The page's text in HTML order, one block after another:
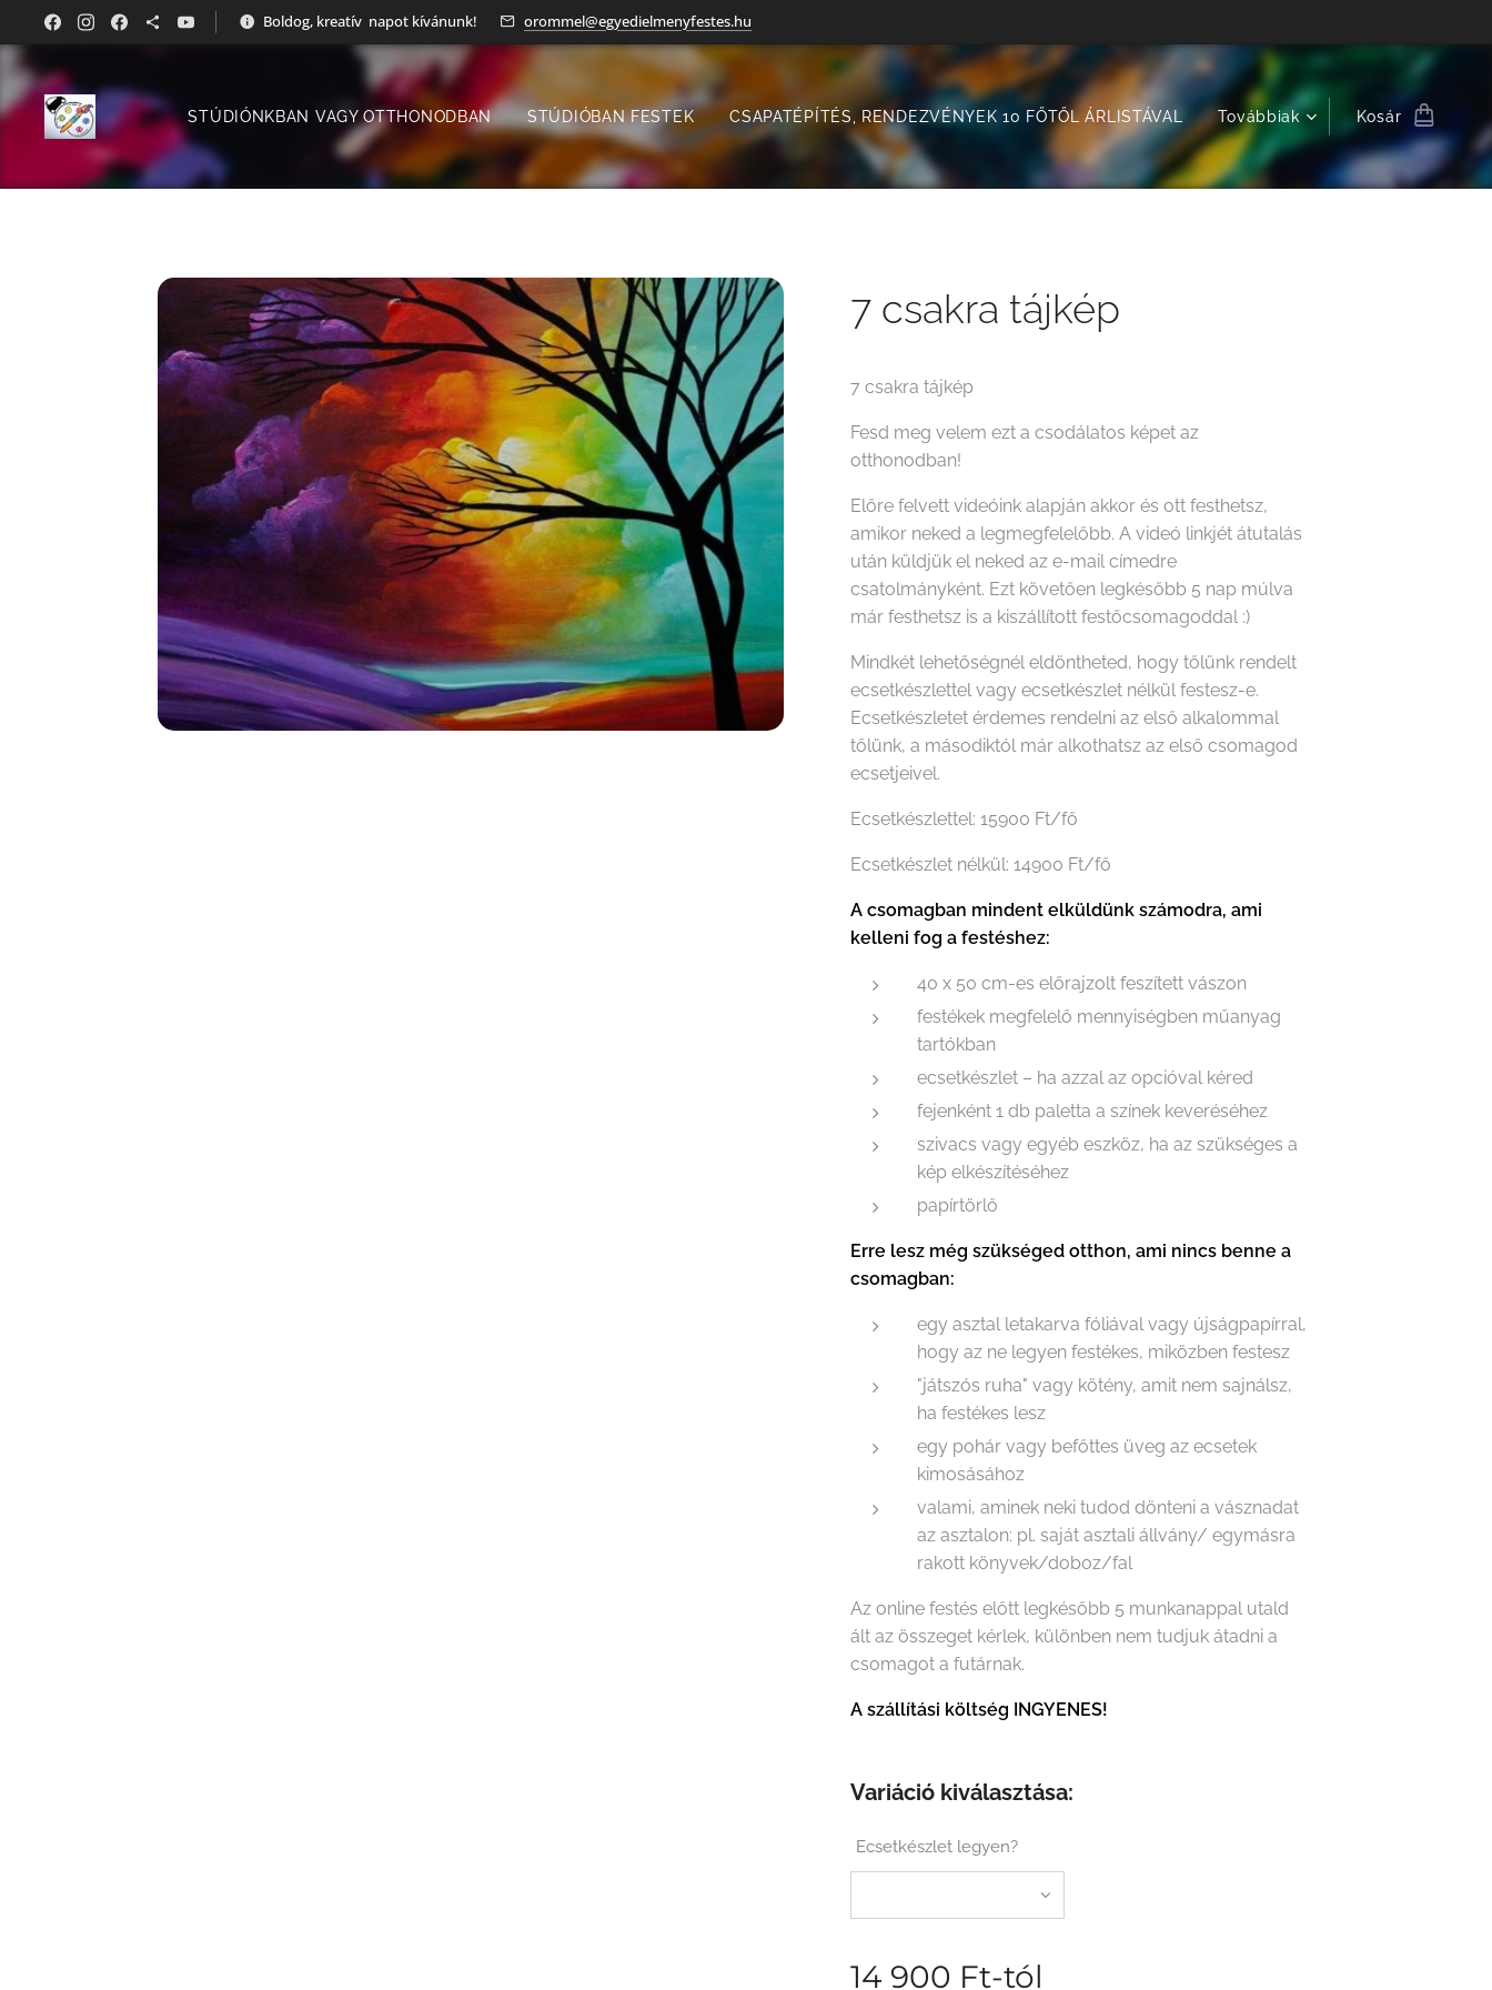
Boldog, kreatív napot kívánunk! orommel@egyedielmenyfestes.hu
STÚDIÓNKBAN VAGY OTTHONODBAN STÚDIÓBAN FESTEK CSAPATÉPÍTÉS, RENDEZVÉNYEK 10 FŐTŐL ÁRLISTÁVAL Továbbiak Kosár
7 csakra tájkép
7 csakra tájkép
Fesd meg velem ezt a csodálatos képet az
otthonodban!
Előre felvett videóink alapján akkor és ott festhetsz,
amikor neked a legmegfelelőbb. A videó linkjét átutalás
után küldjük el neked az e-mail címedre
csatolmányként. Ezt követően legkésőbb 5 nap múlva
már festhetsz is a kiszállított festőcsomagoddal :)
Mindkét lehetőségnél eldöntheted, hogy tőlünk rendelt
ecsetkészlettel vagy ecsetkészlet nélkül festesz-e.
Ecsetkészletet érdemes rendelni az első alkalommal
tőlünk, a másodiktól már alkothatsz az első csomagod
ecsetjeivel.
Ecsetkészlettel: 15900 Ft/fő
Ecsetkészlet nélkül: 14900 Ft/fő
A csomagban mindent elküldünk számodra, ami
kelleni fog a festéshez:
40 x 50 cm-es előrajzolt feszített vászon
festékek megfelelő mennyiségben műanyag
tartókban
ecsetkészlet – ha azzal az opcióval kéred
fejenként 1 db paletta a színek keveréséhez
szivacs vagy egyéb eszköz, ha az szükséges a
kép elkészítéséhez
papírtörlő
Erre lesz még szükséged otthon, ami nincs benne a
csomagban:
egy asztal letakarva fóliával vagy újságpapírral,
hogy az ne legyen festékes, miközben festesz
"játszós ruha" vagy kötény, amit nem sajnálsz,
ha festékes lesz
egy pohár vagy befőttes üveg az ecsetek
kimosásához
valami, aminek neki tudod dönteni a vásznadat
az asztalon: pl. saját asztali állvány/ egymásra
rakott könyvek/doboz/fal
Az online festés előtt legkésőbb 5 munkanappal utald
ált az összeget kérlek, különben nem tudjuk átadni a
csomagot a futárnak.
A szállítási költség INGYENES!
Variáció kiválasztása:
Ecsetkészlet legyen?
14 900 Ft-tól